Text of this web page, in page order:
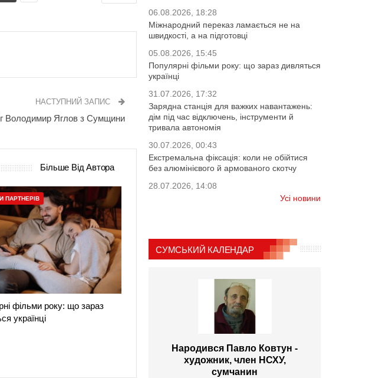
НАСТУПНИЙ ЗАПИС
Володимир Яглов з Сумщини
Більше Від Автора
ПАРТНЕРІВ
фільми року: що зараз
українці
06.08.2026, 18:28
Міжнародний переказ ламається не на
швидкості, а на підготовці
05.08.2026, 15:45
Популярні фільми року: що зараз дивляться
українці
31.07.2026, 17:32
Зарядна станція для важких навантажень:
дім під час відключень, інструменти й
тривала автономія
30.07.2026, 00:43
Екстремальна фіксація: коли не обійтися
без алюмінієвого й армованого скотчу
28.07.2026, 14:08
Усі новини
СУМСЬКИЙ КАЛЕНДАР
Народився Павло Ковтун -
художник, член НСХУ,
сумчанин